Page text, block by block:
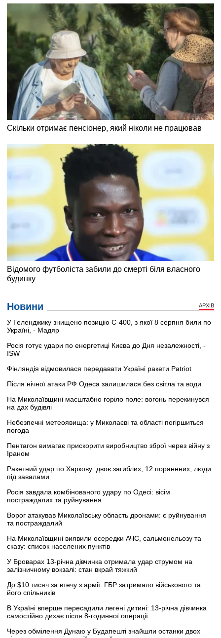
Новини АРХІВ
У Геленджику знищено позицію С-400, з якої 8 серпня били по
Україні, - Мадяр
Росія готує удари по енергетиці Києва до Дня незалежності, -
ISW
Фінляндія відмовилася передавати Україні ракети Patriot
Після нічної атаки РФ Одеса залишилася без світла та води
На Миколаївщині масштабно горіло поле: вогонь перекинувся
на дах будівлі
Небезпечні метеоявища: у Миколаєві та області погіршиться
погода
Пентагон вимагає прискорити виробництво зброї через війну з
Іраном
Ракетний удар по Харкову: двоє загиблих, 12 поранених, люди
під завалами
Росія завдала комбінованого удару по Одесі: вісім
постраждалих та руйнування
Ворог атакував Миколаївську область дронами: є руйнування
та постраждалий
На Миколаївщині виявили осередки АЧС, сальмонельозу та
сказу: список населених пунктів
У Броварах 13-річна дівчинка отримала удар струмом на
залізничному вокзалі: стан вкрай тяжкий
До $10 тисяч за втечу з армії: ГБР затримало військового та
його спільників
В Україні вперше пересадили легені дитині: 13-річна дівчинка
самостійно дихає після 8-годинної операції
Через обмілення Дунаю у Будапешті знайшли останки двох